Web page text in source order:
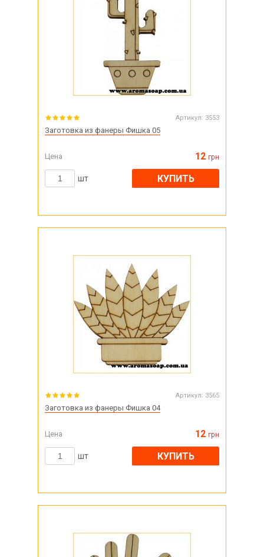
Артикул: 3553
Заготовка из фанеры Фишка 05
Цена 12 грн
шт КУПИТЬ
Артикул: 3565
Заготовка из фанеры Фишка 04
Цена 12 грн
шт КУПИТЬ